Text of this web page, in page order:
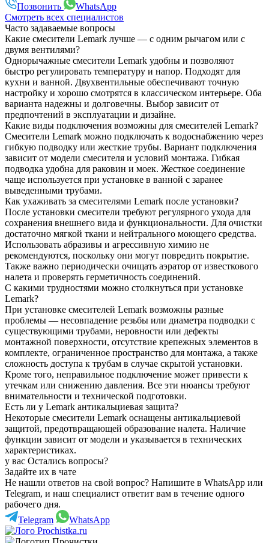
Позвонить
WhatsApp
Смотреть всех специалистов
Часто задаваемые вопросы
Какие смесители Lemark лучше — с одним рычагом или с
двумя вентилями?
Однорычажные смесители Lemark удобны и позволяют
быстро регулировать температуру и напор. Подходят для
кухни и ванной. Двухвентильные обеспечивают точную
настройку и хорошо смотрятся в классическом интерьере. Оба
варианта надежны и долговечны. Выбор зависит от
предпочтений в эксплуатации и дизайне.
Какие виды подключения возможны для смесителей Lemark?
Смесители Lemark можно подключать к водоснабжению через
гибкую подводку или жесткие трубы. Вариант подключения
зависит от модели смесителя и условий монтажа. Гибкая
подводка удобна для раковин и моек. Жесткое соединение
чаще используется при установке в ванной с заранее
выведенными трубами.
Как ухаживать за смесителями Lemark после установки?
После установки смесители требуют регулярного ухода для
сохранения внешнего вида и функциональности. Для очистки
достаточно мягкой ткани и нейтрального моющего средства.
Использовать абразивы и агрессивную химию не
рекомендуются, поскольку они могут повредить покрытие.
Также важно периодически очищать аэратор от известкового
налета и проверять герметичность соединений.
С какими трудностями можно столкнуться при установке
Lemark?
При установке смесителей Lemark возможны разные
проблемы — несовпадение резьбы или диаметра подводки с
существующими трубами, неровности или дефекты
монтажной поверхности, отсутствие крепежных элементов в
комплекте, ограниченное пространство для монтажа, а также
сложность доступа к трубам в случае скрытой установки.
Кроме того, неправильное подключение может привести к
утечкам или снижению давления. Все эти нюансы требуют
внимательности и технической подготовки.
Есть ли у Lemark антикальциевая защита?
Некоторые смесители Lemark оснащены антикальциевой
защитой, предотвращающей образование налета. Наличие
функции зависит от модели и указывается в технических
характеристиках.
у вас Остались вопросы?
Задайте их в чате
Не нашли ответов на свой вопрос? Напишите в WhatsApp или
Telegram, и наш специалист ответит вам в течение одного
рабочего дня.
Telegram
WhatsApp